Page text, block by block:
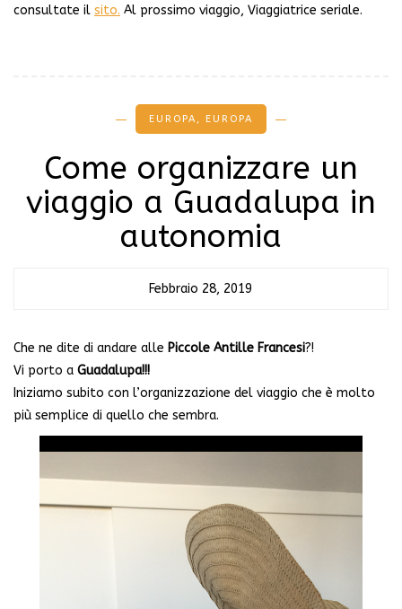
consultate il sito. Al prossimo viaggio, Viaggiatrice seriale.
EUROPA , EUROPA
Come organizzare un
viaggio a Guadalupa in
autonomia
Febbraio 28, 2019
Che ne dite di andare alle Piccole Antille Francesi?!
Vi porto a Guadalupa!!!
Iniziamo subito con l’organizzazione del viaggio che è molto
più semplice di quello che sembra.